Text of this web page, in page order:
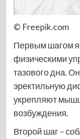
© Freepik.com
Первым шагом
физическими
тазового дна.
эректильную
укрепляют
возбуждения.
Второй шаг –